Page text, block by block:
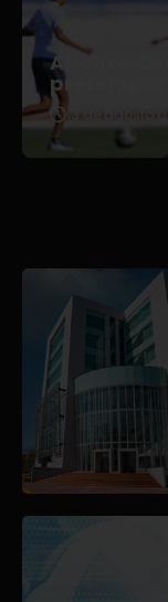
Afianza
3 de agosto